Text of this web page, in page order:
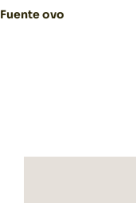
Fuente ovo